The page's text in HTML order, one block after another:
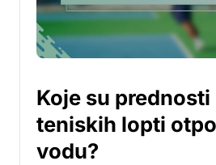
Koje su
teniskih lopti
vodu?